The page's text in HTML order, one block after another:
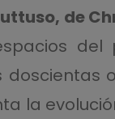
de
del
doscientas
la